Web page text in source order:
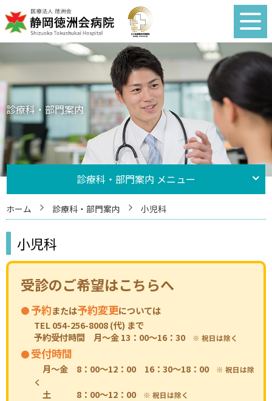
診療科・部門案内
ホーム 診療科・部門案内 小児科
小児科
受診のご希望はこちらへ
予約または予約変更については
TEL 054-256-8008 (代) まで
予約受付時間 月～金 13：00～16：30※ 祝日は除く
受付時間
月〜金 8：00〜12：00 16：30～18：00※ 祝日は除
く
土 8：00〜12：00※ 祝日は除く
診療科・部門案内 メニュー